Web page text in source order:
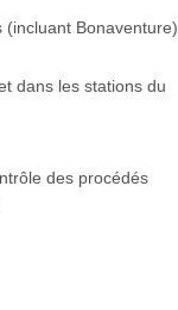
Bonaventure)
dans les stations du
des procédés